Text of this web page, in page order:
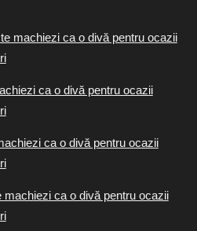
machiezi ca o divă pentru ocazii
ca o divă pentru ocazii
ca o divă pentru ocazii
machiezi ca o divă pentru ocazii